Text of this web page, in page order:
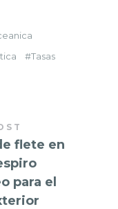
Tasas
flete en
para el